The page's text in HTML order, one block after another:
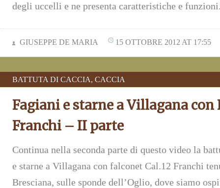
degli uccelli e ne presenta caratteristiche e
GIUSEPPE DE MARIA 15 OTTOBRE 2012 AT 17:55
BATTUTA DI CACCIA, CACCIA
Fagiani e starne a Villagana con
Franchi – II parte
Continua nella seconda parte di questo video la
e starne a Villagana con falconet Cal.12 Franchi
Bresciana, sulle sponde dell’Oglio, dove siamo